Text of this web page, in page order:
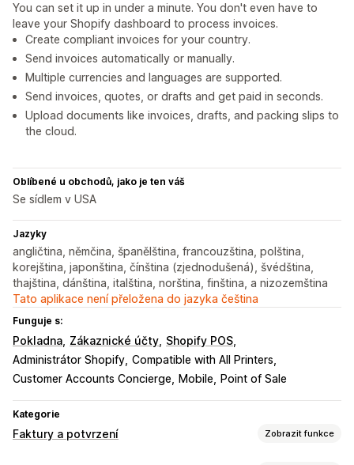
You can set it up in under a minute. You don't even have to
leave your Shopify dashboard to process invoices.
Create compliant invoices for your country.
Send invoices automatically or manually.
Multiple currencies and languages are supported.
Send invoices, quotes, or drafts and get paid in seconds.
Upload documents like invoices, drafts, and packing slips to
the cloud.
Oblíbené u obchodů, jako je ten váš
Se sídlem v USA
Jazyky
angličtina, němčina, španělština, francouzština, polština,
korejština, japonština, čínština (zjednodušená), švédština,
thajština, dánština, italština, norština, finština, a nizozemština
Tato aplikace není přeložena do jazyka čeština
Funguje s:
Pokladna Zákaznické účty Shopify POS
Administrátor Shopify Compatible with All Printers
Customer Accounts Concierge
Mobile Point of Sale
Kategorie
Faktury a potvrzení Zobrazit funkce